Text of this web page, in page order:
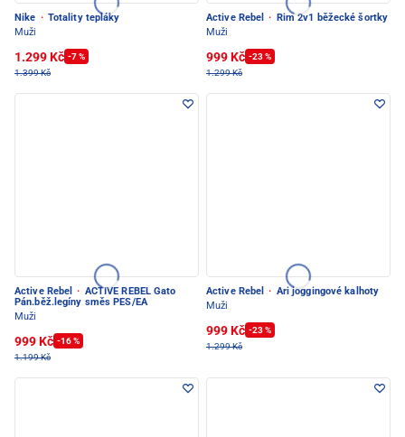
Nike · Totality tepláky
Muži
1.299 Kč -7 %
1.399 Kč
Active Rebel ·
Rim 2v1 běžecké šortky
Muži
999 Kč -23 %
1.299 Kč
Active Rebel · ACTIVE REBEL Gato
Pán.běž.legíny směs PES/EA
Muži
999 Kč -16 %
1.199 Kč
Active Rebel · Ari joggingové kalhoty
Muži
999 Kč -23 %
1.299 Kč